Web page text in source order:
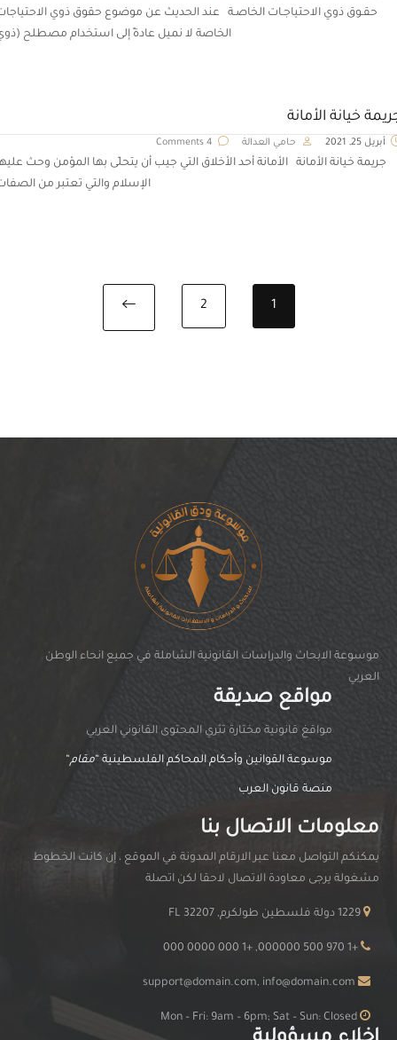
حقـوق ذوي الاحتياجـات الخاصـة عند الحديث عن موضوع حقوق ذوي
الخاصة لا نميل عادةً إلى استخدام مصطلح
خيانة الأمانة
أبريل 25, 2021 حامي العدالة 4 Comments
جريمة خيانة الأمانة الأمانة أحد الأخلاق التي جيب أن يتحلّى بها المؤمن وحث
الإسلام والتي تعتبر من
1
2
موسوعة الابحاث والدراسات القانونية الشاملة في جميع انحاء الوطن
العربي
مواقع صديقة
مواقغ قانونية مختارة تثري المحتوى القانوني العربي
موسوعة القوانين وأحكام المحاكم الفلسطينية “مقام“
منصة قانون العرب
معلومات الاتصال بنا
يمكنكم التواصل معنا عبر الارقام المدونة في الموقع ، إن كانت الخطوط
مشغولة يرجى معاودة الاتصال لاحقا لكن اتصلة
+1 970 500 000000, +1 000 0000 000